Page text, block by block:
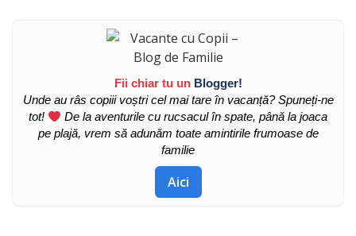
Fii chiar tu un Blogger!
Unde au râs copiii voștri cel mai tare în vacanță? Spuneți-ne
tot!
De la aventurile cu rucsacul în spate, până la joaca
pe plajă, vrem să adunăm toate amintirile frumoase de
familie
Aici